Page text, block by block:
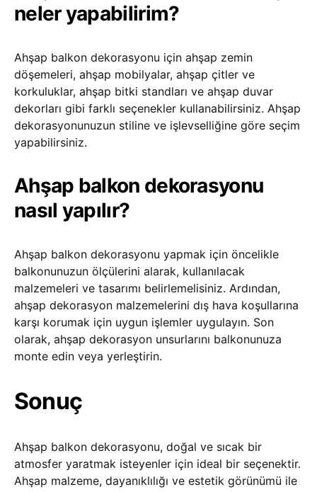
neler yapabilirim?
Ahşap balkon dekorasyonu için ahşap zemin
döşemeleri, ahşap mobilyalar, ahşap çitler ve
korkuluklar, ahşap bitki standları ve ahşap duvar
dekorları gibi farklı seçenekler kullanabilirsiniz. Ahşap
dekorasyonunuzun stiline ve işlevselliğine göre seçim
yapabilirsiniz.
Ahşap balkon dekorasyonu
nasıl yapılır?
Ahşap balkon dekorasyonu yapmak için öncelikle
balkonunuzun ölçülerini alarak, kullanılacak
malzemeleri ve tasarımı belirlemelisiniz. Ardından,
ahşap dekorasyon malzemelerini dış hava koşullarına
karşı korumak için uygun işlemler uygulayın. Son
olarak, ahşap dekorasyon unsurlarını balkonunuza
monte edin veya yerleştirin.
Sonuç
Ahşap balkon dekorasyonu, doğal ve sıcak bir
atmosfer yaratmak isteyenler için ideal bir seçenektir.
Ahşap malzeme, dayanıklılığı ve estetik görünümü ile